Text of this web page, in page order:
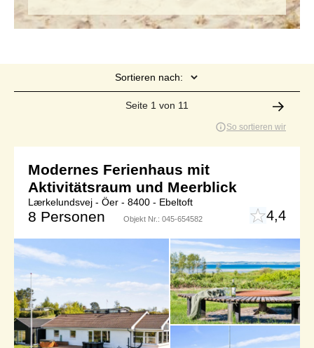
Sortieren nach:
Seite 1 von 11
So sortieren wir
Modernes Ferienhaus mit
Aktivitätsraum und Meerblick
Lærkelundsvej - Öer - 8400 - Ebeltoft
8 Personen Objekt Nr.: 045-654582 4,4